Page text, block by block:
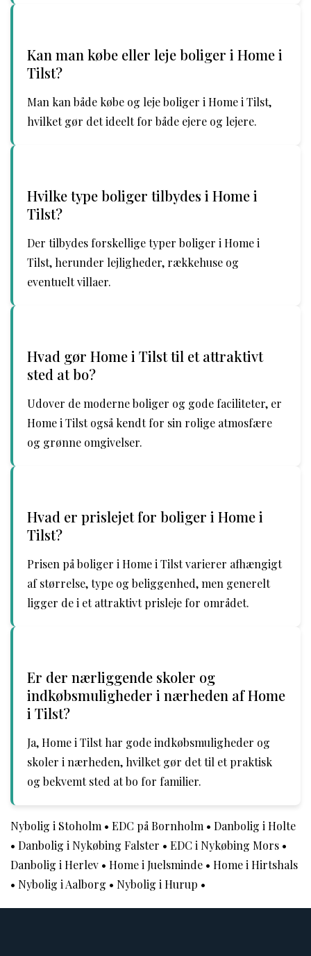
Kan man købe eller leje boliger i Home i
Tilst?
Man kan både købe og leje boliger i Home i Tilst,
hvilket gør det ideelt for både ejere og lejere.
Hvilke type boliger tilbydes i Home i
Tilst?
Der tilbydes forskellige typer boliger i Home i
Tilst, herunder lejligheder, rækkehuse og
eventuelt villaer.
Hvad gør Home i Tilst til et attraktivt
sted at bo?
Udover de moderne boliger og gode faciliteter, er
Home i Tilst også kendt for sin rolige atmosfære
og grønne omgivelser.
Hvad er prislejet for boliger i Home i
Tilst?
Prisen på boliger i Home i Tilst varierer afhængigt
af størrelse, type og beliggenhed, men generelt
ligger de i et attraktivt prisleje for området.
Er der nærliggende skoler og
indkøbsmuligheder i nærheden af Home
i Tilst?
Ja, Home i Tilst har gode indkøbsmuligheder og
skoler i nærheden, hvilket gør det til et praktisk
og bekvemt sted at bo for familier.
Nybolig i Stoholm • EDC på Bornholm • Danbolig i Holte
• Danbolig i Nykøbing Falster • EDC i Nykøbing Mors •
Danbolig i Herlev • Home i Juelsminde • Home i Hirtshals
• Nybolig i Aalborg • Nybolig i Hurup •